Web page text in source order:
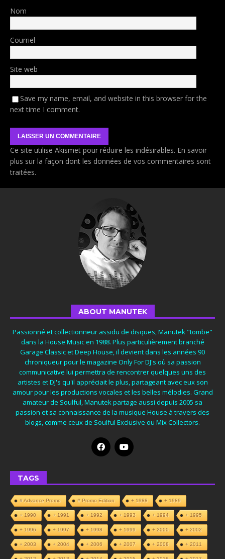
Nom
Courriel
Site web
Save my name, email, and website in this browser for the
next time I comment.
Ce site utilise Akismet pour réduire les indésirables. En savoir
plus sur la façon dont les données de vos commentaires sont
traitées.
ABOUT MANUTEK
Passionné et collectionneur assidu de disques, Manutek "tombe"
dans la House Music en 1988. Plus particulièrement branché
Garage Classic et Deep House, il devient dans les années 90
chroniqueur pour le magazine Only For DJ's où sa passion
communicative lui permettra de rencontrer quelques uns des
artistes et DJ's qu'il appréciait le plus, partageant avec eux son
amour pour les productions vocales et les belles mélodies. Grand
amateur de Soulful, Manutek partage aussi depuis 2005 sa
passion et sa connaissance de la musique House à travers des
blogs, comme ceux de Soulful Exclusive ou Mix Collectors.
TAGS
# Advance Promo # Promo Edition + 1988 + 1989
+ 1990 + 1991 + 1992 + 1993 + 1994 + 1995
+ 1996 + 1997 + 1998 + 1999 + 2000 + 2002
+ 2003 + 2004 + 2006 + 2007 + 2008 + 2011